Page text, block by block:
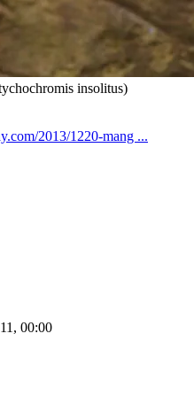
insolitus)
2013/1220-mang ...
00:00